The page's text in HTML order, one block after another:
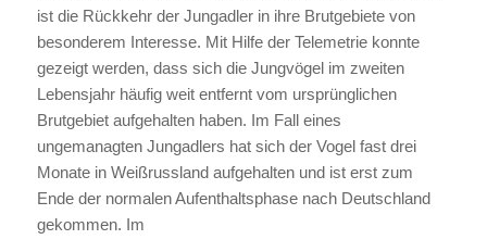
ist die Rückkehr der Jungadler in ihre Brutgebiete von
besonderem Interesse. Mit Hilfe der Telemetrie konnte
gezeigt werden, dass sich die Jungvögel im zweiten
Lebensjahr häufig weit entfernt vom ursprünglichen
Brutgebiet aufgehalten haben. Im Fall eines
ungemanagten Jungadlers hat sich der Vogel fast drei
Monate in Weißrussland aufgehalten und ist erst zum
Ende der normalen Aufenthaltsphase nach Deutschland
gekommen. Im